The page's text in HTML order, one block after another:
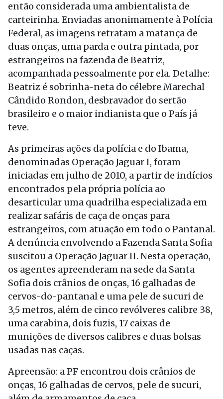
então considerada uma ambientalista de
carteirinha. Enviadas anonimamente à Polícia
Federal, as imagens retratam a matança de
duas onças, uma parda e outra pintada, por
estrangeiros na fazenda de Beatriz,
acompanhada pessoalmente por ela. Detalhe:
Beatriz é sobrinha-neta do célebre Marechal
Cândido Rondon, desbravador do sertão
brasileiro e o maior indianista que o País já
teve.
As primeiras ações da polícia e do Ibama,
denominadas Operação Jaguar I, foram
iniciadas em julho de 2010, a partir de indícios
encontrados pela própria polícia ao
desarticular uma quadrilha especializada em
realizar safáris de caça de onças para
estrangeiros, com atuação em todo o Pantanal.
A denúncia envolvendo a Fazenda Santa Sofia
suscitou a Operação Jaguar II. Nesta operação,
os agentes apreenderam na sede da Santa
Sofia dois crânios de onças, 16 galhadas de
cervos-do-pantanal e uma pele de sucuri de
3,5 metros, além de cinco revólveres calibre 38,
uma carabina, dois fuzis, 17 caixas de
munições de diversos calibres e duas bolsas
usadas nas caças.
Apreensão: a PF encontrou dois crânios de
onças, 16 galhadas de cervos, pele de sucuri,